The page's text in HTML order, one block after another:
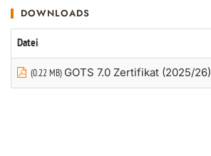
DOWNLOADS
Datei
(0.22 MB) GOTS 7.0 Zertifikat (2025/26)